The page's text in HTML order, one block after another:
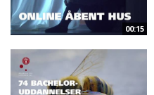
00:15